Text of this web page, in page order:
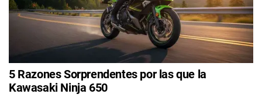
5 Razones Sorprendentes por las que la
Kawasaki Ninja 650